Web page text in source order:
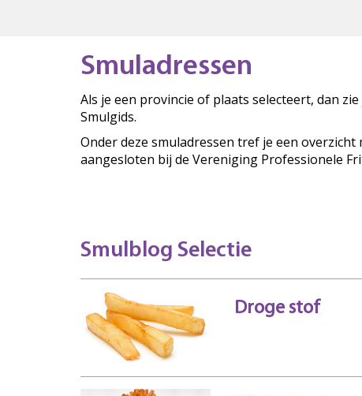
Smuladressen
Als je een provincie of plaats selecteert, dan
Smulgids.
Onder deze smuladressen tref je een
aangesloten bij de Vereniging Professionele
Smulblog Selectie
Droge stof